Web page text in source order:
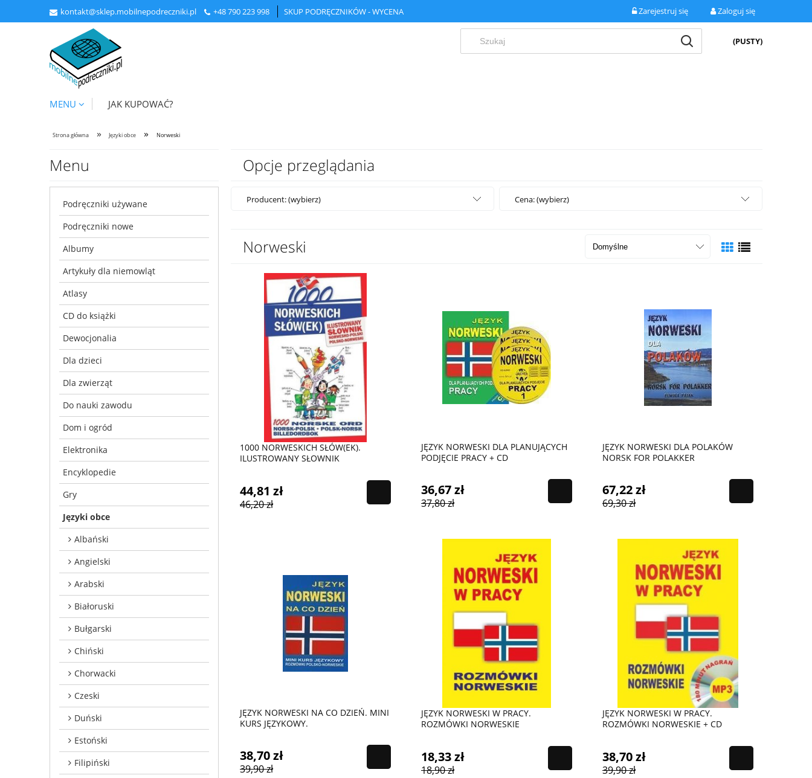
kontakt@sklep.mobilnepodreczniki.pl +48790 223 998 SKUP PODRĘCZNIKÓW - WYCENA Zarejestruj się Zaloguj się
(PUSTY)
MENU JAK KUPOWAĆ?
Strona główna » Języki obce » Norweski
Menu
Podręczniki używane
Podręczniki nowe
Albumy
Artykuły dla niemowląt
Atlasy
CD do książki
Dewocjonalia
Dla dzieci
Dla zwierząt
Do nauki zawodu
Dom i ogród
Elektronika
Encyklopedie
Gry
Języki obce
Albański
Angielski
Arabski
Białoruski
Bułgarski
Chiński
Chorwacki
Czeski
Duński
Estoński
Filipiński
Opcje przeglądania
Producent: (wybierz) Cena: (wybierz)
Norweski
1000 NORWESKICH SŁÓW(EK).
ILUSTROWANY SŁOWNIK
44,81 zł
46,20 zł
JĘZYK NORWESKI DLA PLANUJĄCYCH
PODJĘCIE PRACY + CD
36,67 zł
37,80 zł
JĘZYK NORWESKI DLA POLAKÓW
NORSK FOR POLAKKER
67,22 zł
69,30 zł
JĘZYK NORWESKI NA CO DZIEŃ. MINI
KURS JĘZYKOWY.
38,70 zł
39,90 zł
JĘZYK NORWESKI W PRACY.
ROZMÓWKI NORWESKIE
18,33 zł
18,90 zł
JĘZYK NORWESKI W PRACY.
ROZMÓWKI NORWESKIE + CD
38,70 zł
39,90 zł